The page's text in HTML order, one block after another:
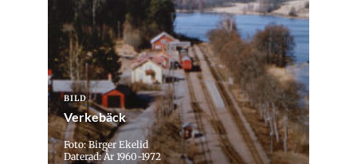
BILD
Verkebäck
Foto: Birger Ekelid
Daterad: År 1960-1972